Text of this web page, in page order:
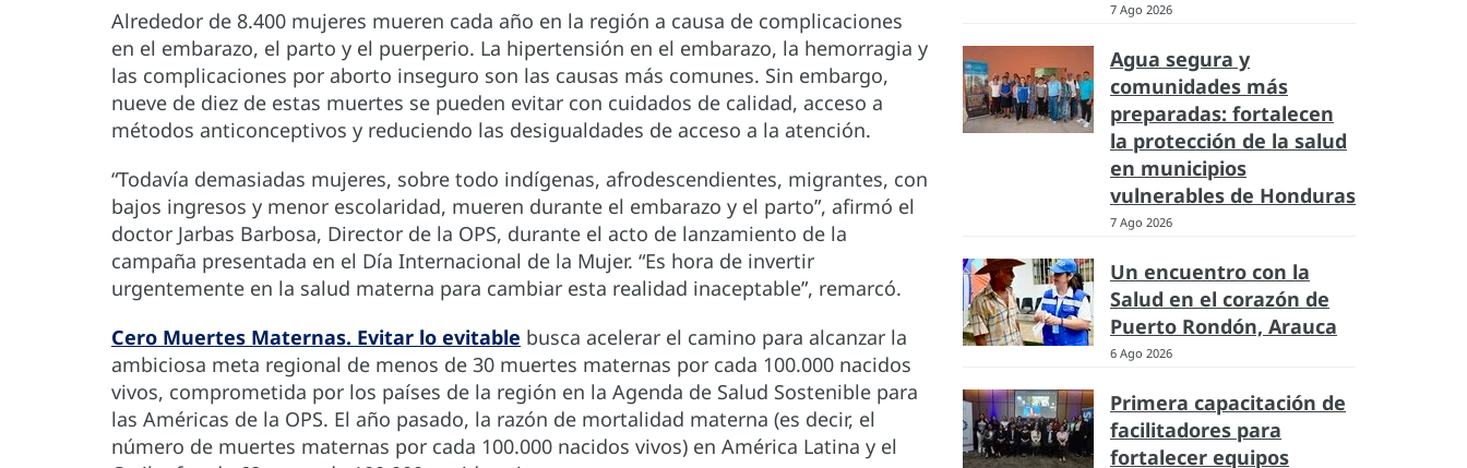
Alrededor de 8.400 mujeres mueren cada año en la región a causa de complicaciones
en el embarazo, el parto y el puerperio. La hipertensión en el embarazo, la hemorragia y
las complicaciones por aborto inseguro son las causas más comunes. Sin embargo,
nueve de diez de estas muertes se pueden evitar con cuidados de calidad, acceso a
métodos anticonceptivos y reduciendo las desigualdades de acceso a la atención.
“Todavía demasiadas mujeres, sobre todo indígenas, afrodescendientes, migrantes, con
bajos ingresos y menor escolaridad, mueren durante el embarazo y el parto”, afirmó el
doctor Jarbas Barbosa, Director de la OPS, durante el acto de lanzamiento de la
campaña presentada en el Día Internacional de la Mujer. “Es hora de invertir
urgentemente en la salud materna para cambiar esta realidad inaceptable”, remarcó.
Cero Muertes Maternas. Evitar lo evitable busca acelerar el camino para alcanzar la
ambiciosa meta regional de menos de 30 muertes maternas por cada 100.000 nacidos
vivos, comprometida por los países de la región en la Agenda de Salud Sostenible para
las Américas de la OPS. El año pasado, la razón de mortalidad materna (es decir, el
número de muertes maternas por cada 100.000 nacidos vivos) en América Latina y el
7 Ago 2026
Agua segura y
comunidades más
preparadas: fortalecen
la protección de la salud
en municipios
vulnerables de Honduras
7 Ago 2026
Un encuentro con la
Salud en el corazón de
Puerto Rondón, Arauca
6 Ago 2026
Primera capacitación de
facilitadores para
fortalecer equipos